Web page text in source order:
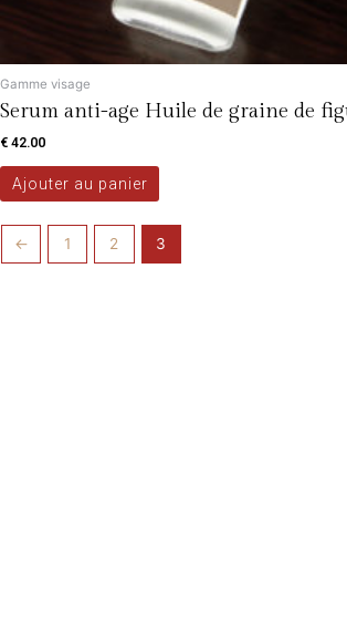
Gamme visage
Serum anti-age Huile de graine de
€ 42.00
Ajouter au panier
← 1 2 3